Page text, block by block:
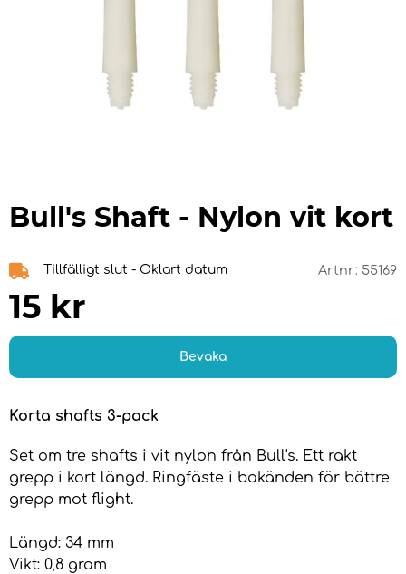
Bull's Shaft - Nylon vit kort
Tillfälligt slut - Oklart datum Artnr: 55169
15 kr
Bevaka
Korta shafts 3-pack
Set om tre shafts i vit nylon från Bull's. Ett rakt
grepp i kort längd. Ringfäste i bakänden för bättre
grepp mot flight.
Längd: 34 mm
Vikt: 0,8 gram